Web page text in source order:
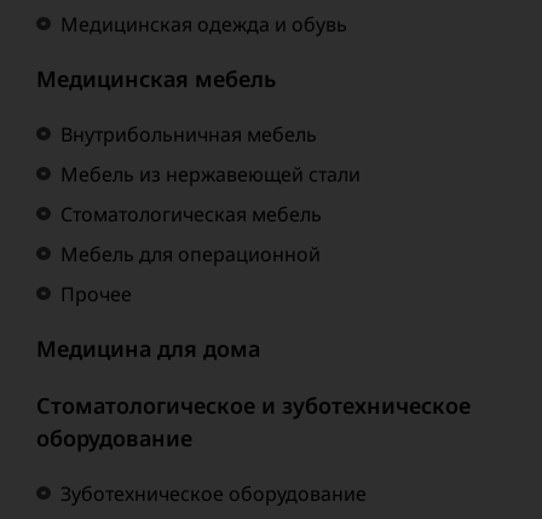
Медицинская одежда и обувь
Медицинская мебель
Внутрибольничная мебель
Мебель из нержавеющей стали
Стоматологическая мебель
Мебель для операционной
Прочее
Медицина для дома
Стоматологическое и зуботехническое
оборудование
Зуботехническое оборудование